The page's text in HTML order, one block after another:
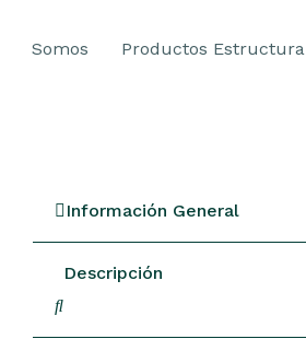
Somos Productos Estructura
Información General
Descripción